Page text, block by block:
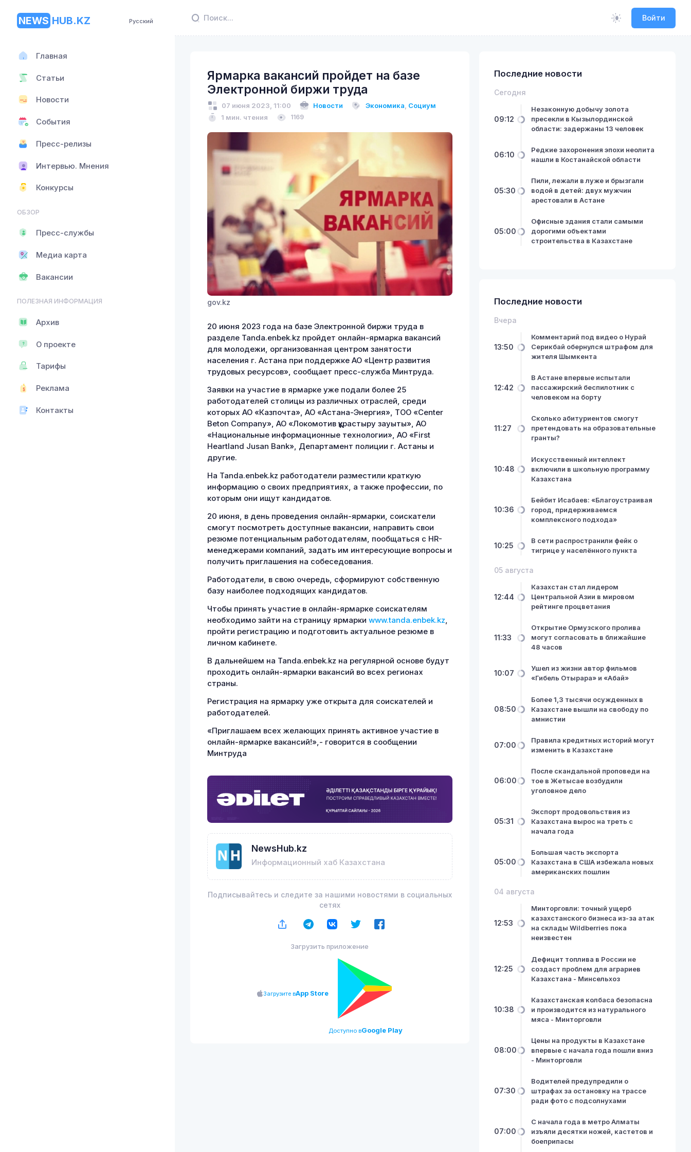
Войти
NEWS HUB.KZ Русский
Главная
Статьи
Новости
События
Пресс-релизы
Интервью. Мнения
Конкурсы
ОБЗОР
Пресс-службы
Медиа карта
Вакансии
ПОЛЕЗНАЯ ИНФОРМАЦИЯ
Архив
О проекте
Тарифы
Реклама
Контакты
Ярмарка вакансий пройдет на базе
Электронной биржи труда
07 июня 2023, 11:00 Новости Экономика, Социум
1 мин. чтения
1169
gov.kz
20 июня 2023 года на базе Электронной биржи труда в
разделе Tanda.enbek.kz пройдет онлайн-ярмарка вакансий
для молодежи, организованная центром занятости
населения г. Астана при поддержке АО «Центр развития
трудовых ресурсов», сообщает пресс-служба Минтруда.
Заявки на участие в ярмарке уже подали более 25
работодателей столицы из различных отраслей, среди
которых АО «Казпочта», АО «Астана-Энергия», ТОО «Center
Beton Company», АО «Локомотив құрастыру зауыты», АО
«Национальные информационные технологии», АО «First
Heartland Jusan Bank», Департамент полиции г. Астаны и
другие.
На Tanda.enbek.kz работодатели разместили краткую
информацию о своих предприятиях, а также профессии, по
которым они ищут кандидатов.
20 июня, в день проведения онлайн-ярмарки, соискатели
смогут посмотреть доступные вакансии, направить свои
резюме потенциальным работодателям, пообщаться с HR-
менеджерами компаний, задать им интересующие вопросы и
получить приглашения на собеседования.
Работодатели, в свою очередь, сформируют собственную
базу наиболее подходящих кандидатов.
Чтобы принять участие в онлайн-ярмарке соискателям
необходимо зайти на страницу ярмарки www.tanda.enbek.kz,
пройти регистрацию и подготовить актуальное резюме в
личном кабинете.
В дальнейшем на Tanda.enbek.kz на регулярной основе будут
проходить онлайн-ярмарки вакансий во всех регионах
страны.
Регистрация на ярмарку уже открыта для соискателей и
работодателей.
«Приглашаем всех желающих принять активное участие в
онлайн-ярмарке вакансий!»,- говорится в сообщении
Минтруда
NewsHub.kz
Информационный хаб Казахстана
Подписывайтесь и следите за нашими новостями в социальных
сетях
Загрузить приложение
Загрузите вApp Store
Доступно вGoogle Play
Последние новости
Сегодня
09:12
Незаконную добычу золота
пресекли в Кызылординской
области: задержаны 13 человек
06:10
Редкие захоронения эпохи неолита
нашли в Костанайской области
05:30
Пили, лежали в луже и брызгали
водой в детей: двух мужчин
арестовали в Астане
05:00
Офисные здания стали самыми
дорогими объектами
строительства в Казахстане
Последние новости
Вчера
13:50
Комментарий под видео о Нурай
Серикбай обернулся штрафом для
жителя Шымкента
12:42
В Астане впервые испытали
пассажирский беспилотник с
человеком на борту
11:27
Сколько абитуриентов смогут
претендовать на образовательные
гранты?
10:48
Искусственный интеллект
включили в школьную программу
Казахстана
10:36
Бейбит Исабаев: «Благоустраивая
город, придерживаемся
комплексного подхода»
10:25
В сети распространили фейк о
тигрице у населённого пункта
05 августа
12:44
Казахстан стал лидером
Центральной Азии в мировом
рейтинге процветания
11:33
Открытие Ормузского пролива
могут согласовать в ближайшие
48 часов
10:07
Ушел из жизни автор фильмов
«Гибель Отырара» и «Абай»
08:50
Более 1,3 тысячи осужденных в
Казахстане вышли на свободу по
амнистии
07:00
Правила кредитных историй могут
изменить в Казахстане
06:00
После скандальной проповеди на
тое в Жетысае возбудили
уголовное дело
05:31
Экспорт продовольствия из
Казахстана вырос на треть с
начала года
05:00
Большая часть экспорта
Казахстана в США избежала новых
американских пошлин
04 августа
12:53
Минторговли: точный ущерб
казахстанского бизнеса из-за атак
на склады Wildberries пока
неизвестен
12:25
Дефицит топлива в России не
создаст проблем для аграриев
Казахстана - Минсельхоз
10:38
Казахстанская колбаса безопасна
и производится из натурального
мяса - Минторговли
08:00
Цены на продукты в Казахстане
впервые с начала года пошли вниз
- Минторговли
07:30
Водителей предупредили о
штрафах за остановку на трассе
ради фото с подсолнухами
07:00
С начала года в метро Алматы
изъяли десятки ножей, кастетов и
боеприпасы